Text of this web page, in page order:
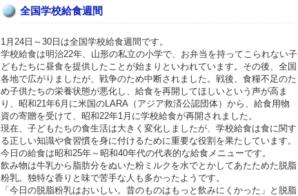
全国学校給食週間
1月24日～30日は全国学校給食週間です。
学校給食は明治22年、山形の私立の小学で、お弁当を持ってこられない子
どもたちに昼食を提供したことが始まりといわれています。その後、全国
各地で広がりましたが、戦争のため中断されました。戦後、食糧不足のた
め子供たちの栄養状態が悪化し、給食を再開してほしいという声が高ま
り、昭和21年6月に米国のLARA（アジア救済公認団体）から、給食用物
資の寄贈を受けて、昭和22年1月に学校給食が再開されました。
現在、子どもたちの食生活は大きく変化しましたが、学校給食は食に関す
る正しい知識や食習慣を身に付けるために重要な役割を果たしています。
今日の給食は昭和25年～昭和40年代の代表的な給食メニューです。
飲み物は牛乳から脂肪分をぬいた粉ミルクを水でとかしてあたためた脱脂
粉乳。独特な香りと味で苦手な人も多かったようです。
「今日の脱脂粉乳はおいしい。昔のものはもっと飲みにくかった」と脱脂